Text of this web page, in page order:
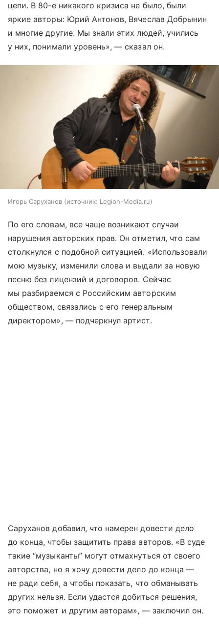
цепи. В 80-е никакого кризиса не было, были
яркие авторы: Юрий Антонов, Вячеслав Добрынин
и многие другие. Мы знали этих людей, учились
у них, понимали уровень», — сказал он.
Игорь Саруханов источник: Legion-Media.ru
По его словам, все чаще возникают случаи
нарушения авторских прав. Он отметил, что сам
столкнулся с подобной ситуацией. «Использовали
мою музыку, изменили слова и выдали за новую
песню без лицензий и договоров. Сейчас
мы разбираемся с Российским авторским
обществом, связались с его генеральным
директором», — подчеркнул артист.
Саруханов добавил, что намерен довести дело
до конца, чтобы защитить права авторов. «В суде
такие “музыканты” могут отмахнуться от своего
авторства, но я хочу довести дело до конца —
не ради себя, а чтобы показать, что обманывать
других нельзя. Если удастся добиться решения,
это поможет и другим авторам», — заключил он.